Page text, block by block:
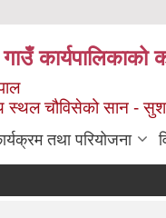
कार्यपालिकाको
स्थल चौविसेको सान -
तथा परियोजना